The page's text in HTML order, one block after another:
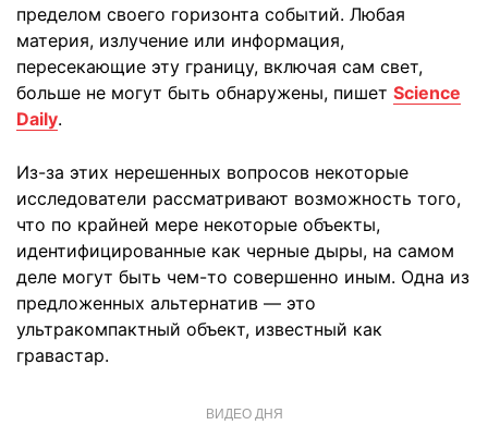
пределом своего горизонта событий. Любая
материя, излучение или информация,
пересекающие эту границу, включая сам свет,
больше не могут быть обнаружены, пишет Science
Daily.
Из-за этих нерешенных вопросов некоторые
исследователи рассматривают возможность того,
что по крайней мере некоторые объекты,
идентифицированные как черные дыры, на самом
деле могут быть чем-то совершенно иным. Одна из
предложенных альтернатив — это
ультракомпактный объект, известный как
гравастар.
ВИДЕО ДНЯ